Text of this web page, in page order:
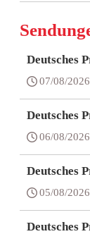
Deutsches
07/08/2026
Deutsches
06/08/2026
Deutsches
05/08/2026
Deutsches